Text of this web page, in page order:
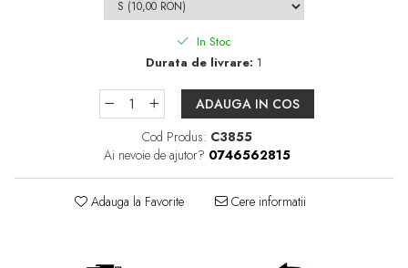
In Stoc
Durata de livrare: 1
ADAUGA IN COS
Cod Produs: C3855
Ai nevoie de ajutor? 0746562815
Adauga la Favorite Cere informatii